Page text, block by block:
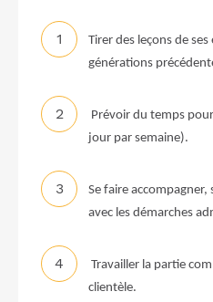
Tirer des leçons de
générations
Prévoir du temps
jour par semaine).
Se faire accompagner,
avec les démarches
Travailler la partie
clientèle.